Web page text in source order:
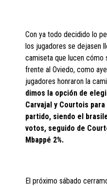
Con ya todo decidido lo
los jugadores se dejasen
camiseta que lucen
frente al Oviedo, como
jugadores honraron la
dimos la opción de
Carvajal y Courtois
partido, siendo el
votos, seguido de
Mbappé 2%.
El próximo sábado